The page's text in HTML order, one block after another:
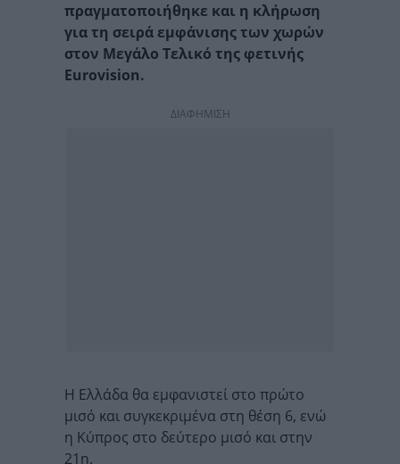
πραγματοποιήθηκε και η κλήρωση
για τη σειρά εμφάνισης των χωρών
στον Μεγάλο Τελικό της φετινής
Eurovision.
ΔΙΑΦΗΜΙΣΗ
Η Ελλάδα θα εμφανιστεί στο πρώτο
μισό και συγκεκριμένα στη θέση 6, ενώ
η Κύπρος στο δεύτερο μισό και στην
21η.